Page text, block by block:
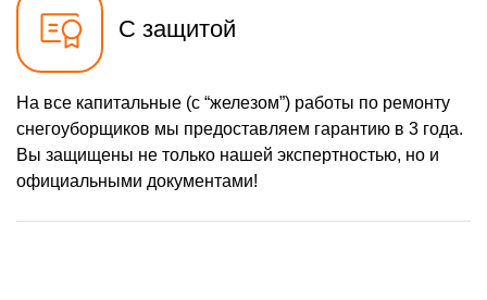
Ремонт редуктора
Замена катушки
зажигания
Замена глушителя Заказать
Замена подшипников
1100 р
С защитой
На все капитальные (с “железом”) работы по ремонту
снегоуборщиков мы предоставляем гарантию в 3 года.
Вы защищены не только нашей экспертностью, но и
официальными документами!